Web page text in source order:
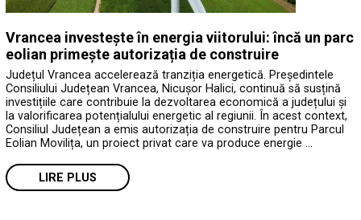
Vrancea investește în energia viitorului: încă un parc
eolian primește autorizația de construire
Județul Vrancea accelerează tranziția energetică. Președintele
Consiliului Județean Vrancea, Nicușor Halici, continuă să susțină
investițiile care contribuie la dezvoltarea economică a județului și
la valorificarea potențialului energetic al regiunii. În acest context,
Consiliul Județean a emis autorizația de construire pentru Parcul
Eolian Movilița, un proiect privat care va produce energie …
LIRE PLUS